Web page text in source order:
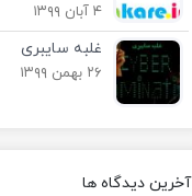
۴ آبان ۱۳۹۹
غلبه سایبری
۲۶ بهمن ۱۳۹۹
آخرین دیدگاه ها